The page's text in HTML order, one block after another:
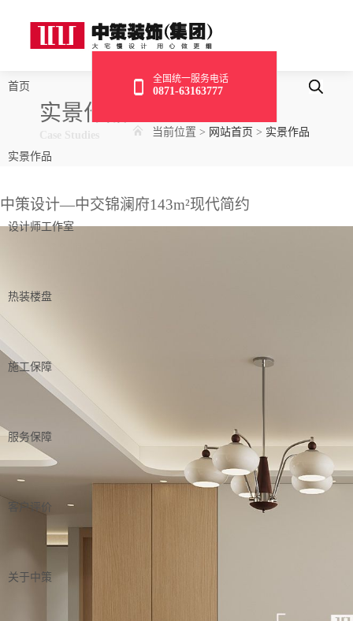
全国统一服务电话
0871-63163777
首页
实景作品
设计师工作室
热装楼盘
施工保障
服务保障
客户评价
关于中策
实景作品
当前位置 > 网站首页 > 实景作品
中策设计—中交锦澜府143m²现代简约